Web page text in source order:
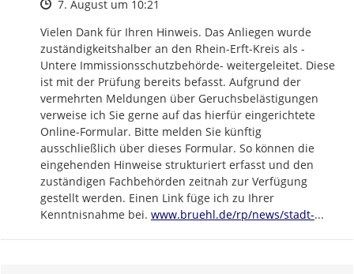
Zeitpunkt des Erstellens
7. August um 10:21
Vielen Dank für Ihren Hinweis. Das Anliegen wurde
zuständigkeitshalber an den Rhein-Erft-Kreis als -
Untere Immissionsschutzbehörde- weitergeleitet. Diese
ist mit der Prüfung bereits befasst. Aufgrund der
vermehrten Meldungen über Geruchsbelästigungen
verweise ich Sie gerne auf das hierfür eingerichtete
Online-Formular. Bitte melden Sie künftig
ausschließlich über dieses Formular. So können die
eingehenden Hinweise strukturiert erfasst und den
zuständigen Fachbehörden zeitnah zur Verfügung
gestellt werden. Einen Link füge ich zu Ihrer
Kenntnisnahme bei. https://
www.bruehl.de/rp/news/stadt-...